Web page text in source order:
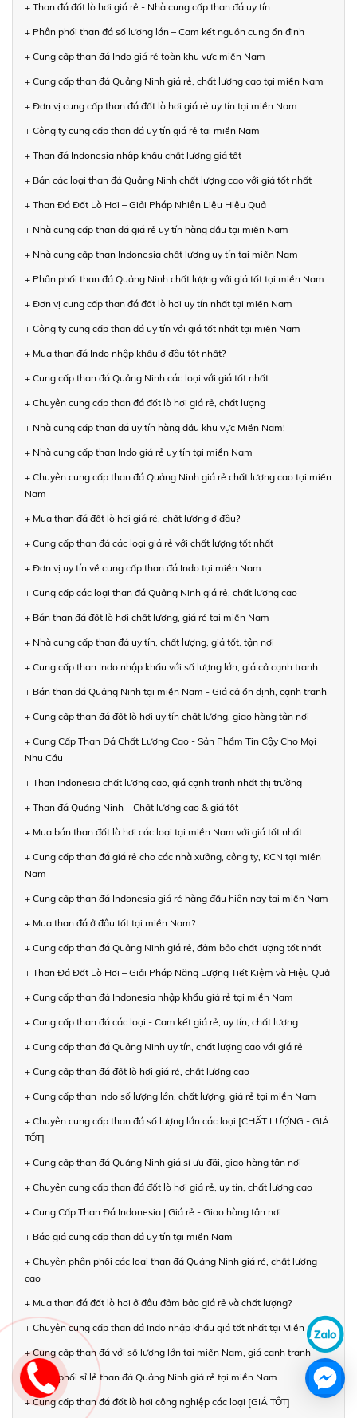
+ Than đá đốt lò hơi giá rẻ - Nhà cung cấp than đá uy tín
+ Phân phối than đá số lượng lớn – Cam kết nguồn cung ổn định
+ Cung cấp than đá Indo giá rẻ toàn khu vực miền Nam
+ Cung cấp than đá Quảng Ninh giá rẻ, chất lượng cao tại miền Nam
+ Đơn vị cung cấp than đá đốt lò hơi giá rẻ uy tín tại miền Nam
+ Công ty cung cấp than đá uy tín giá rẻ tại miền Nam
+ Than đá Indonesia nhập khẩu chất lượng giá tốt
+ Bán các loại than đá Quảng Ninh chất lượng cao với giá tốt nhất
+ Than Đá Đốt Lò Hơi – Giải Pháp Nhiên Liệu Hiệu Quả
+ Nhà cung cấp than đá giá rẻ uy tín hàng đầu tại miền Nam
+ Nhà cung cấp than Indonesia chất lượng uy tín tại miền Nam
+ Phân phối than đá Quảng Ninh chất lượng với giá tốt tại miền Nam
+ Đơn vị cung cấp than đá đốt lò hơi uy tín nhất tại miền Nam
+ Công ty cung cấp than đá uy tín với giá tốt nhất tại miền Nam
+ Mua than đá Indo nhập khẩu ở đâu tốt nhất?
+ Cung cấp than đá Quảng Ninh các loại với giá tốt nhất
+ Chuyên cung cấp than đá đốt lò hơi giá rẻ, chất lượng
+ Nhà cung cấp than đá uy tín hàng đầu khu vực Miền Nam!
+ Nhà cung cấp than Indo giá rẻ uy tín tại miền Nam
+ Chuyên cung cấp than đá Quảng Ninh giá rẻ chất lượng cao tại miền
Nam
+ Mua than đá đốt lò hơi giá rẻ, chất lượng ở đâu?
+ Cung cấp than đá các loại giá rẻ với chất lượng tốt nhất
+ Đơn vị uy tín về cung cấp than đá Indo tại miền Nam
+ Cung cấp các loại than đá Quảng Ninh giá rẻ, chất lượng cao
+ Bán than đá đốt lò hơi chất lượng, giá rẻ tại miền Nam
+ Nhà cung cấp than đá uy tín, chất lượng, giá tốt, tận nơi
+ Cung cấp than Indo nhập khẩu với số lượng lớn, giá cả cạnh tranh
+ Bán than đá Quảng Ninh tại miền Nam - Giá cả ổn định, cạnh tranh
+ Cung cấp than đá đốt lò hơi uy tín chất lượng, giao hàng tận nơi
+ Cung Cấp Than Đá Chất Lượng Cao - Sản Phẩm Tin Cậy Cho Mọi
Nhu Cầu
+ Than Indonesia chất lượng cao, giá cạnh tranh nhất thị trường
+ Than đá Quảng Ninh – Chất lượng cao & giá tốt
+ Mua bán than đốt lò hơi các loại tại miền Nam với giá tốt nhất
+ Cung cấp than đá giá rẻ cho các nhà xưởng, công ty, KCN tại miền
Nam
+ Cung cấp than đá Indonesia giá rẻ hàng đầu hiện nay tại miền Nam
+ Mua than đá ở đâu tốt tại miền Nam?
+ Cung cấp than đá Quảng Ninh giá rẻ, đảm bảo chất lượng tốt nhất
+ Than Đá Đốt Lò Hơi – Giải Pháp Năng Lượng Tiết Kiệm và Hiệu Quả
+ Cung cấp than đá Indonesia nhập khẩu giá rẻ tại miền Nam
+ Cung cấp than đá các loại - Cam kết giá rẻ, uy tín, chất lượng
+ Cung cấp than đá Quảng Ninh uy tín, chất lượng cao với giá rẻ
+ Cung cấp than đá đốt lò hơi giá rẻ, chất lượng cao
+ Cung cấp than Indo số lượng lớn, chất lượng, giá rẻ tại miền Nam
+ Chuyên cung cấp than đá số lượng lớn các loại [CHẤT LƯỢNG - GIÁ
TỐT]
+ Cung cấp than đá Quảng Ninh giá sỉ ưu đãi, giao hàng tận nơi
+ Chuyên cung cấp than đá đốt lò hơi giá rẻ, uy tín, chất lượng cao
+ Cung Cấp Than Đá Indonesia | Giá rẻ - Giao hàng tận nơi
+ Báo giá cung cấp than đá uy tín tại miền Nam
+ Chuyên phân phối các loại than đá Quảng Ninh giá rẻ, chất lượng
cao
+ Mua than đá đốt lò hơi ở đâu đảm bảo giá rẻ và chất lượng?
+ Chuyên cung cấp than đá Indo nhập khẩu giá tốt nhất tại Miền Nam
+ Cung cấp than đá với số lượng lớn tại miền Nam, giá cạnh tranh
+ Phân phối sỉ lẻ than đá Quảng Ninh giá rẻ tại miền Nam
+ Cung cấp than đá đốt lò hơi công nghiệp các loại [GIÁ TỐT]